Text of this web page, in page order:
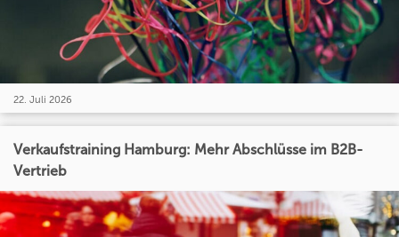
22. Juli 2026
Verkaufstraining Hamburg: Mehr Abschlüsse im B2B-
Vertrieb